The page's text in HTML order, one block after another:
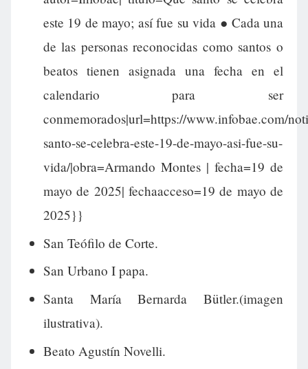
este 19 de mayo; así fue su vida ● Cada una
de las personas reconocidas como santos o
beatos tienen asignada una fecha en el
calendario para ser
conmemorados|url=https://www.infobae.com/
santo-se-celebra-este-19-de-mayo-asi-fue-su-
vida/|obra=Armando Montes | fecha=19 de
mayo de 2025| fechaacceso=19 de mayo de
2025}}
San Teófilo de Corte.
San Urbano I papa.
Santa María Bernarda Bütler.(imagen
ilustrativa).
Beato Agustín Novelli.